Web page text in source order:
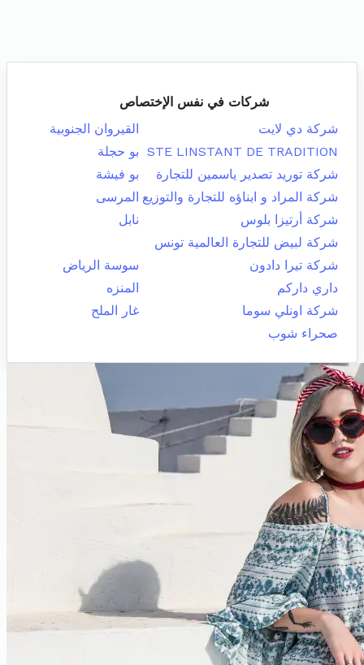
شركات في نفس الإختصاص
شركة دي لايت
القيروان الجنوبية
STE LINSTANT DE TRADITION بو حجلة
شركة توريد تصدير ياسمين للتجارة
بو فيشة
شركة المراد و ابناؤه للتجارة والتوزيع المرسى
شركة أرتيزا بلوس
نابل
شركة لبيض للتجارة العالمية تونس
شركة تيرا دادون
سوسة الرياض
داري داركم
المنزه
شركة اونلي سوما
غار الملح
صحراء شوب